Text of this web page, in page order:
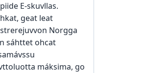
E-skuvllas.
geat leat
Norgga
sáhttet ohcat
máksima, go